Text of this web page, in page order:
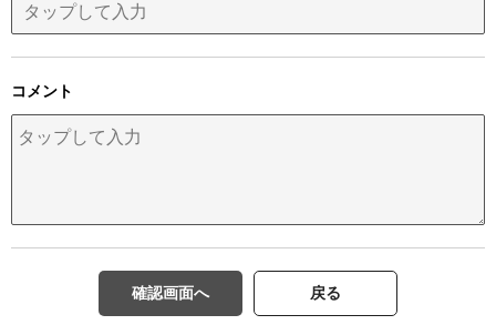
コメント
確認画面へ 戻る